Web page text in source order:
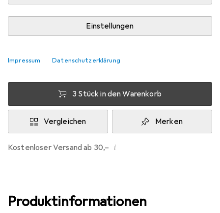
Einstellungen
Impressum Datenschutzerklärung
Lieferort angeben für genaue Lieferzeit
−21%
3 Stück in den Warenkorb
Vergleichen Merken
Kostenloser Versand ab 30,– i
Produktinformationen